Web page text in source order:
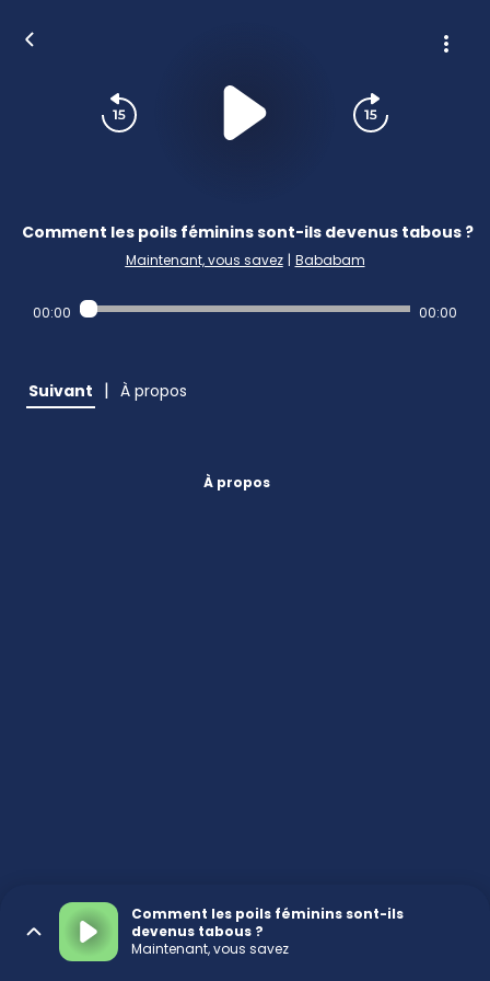
Comment les poils féminins sont-ils devenus tabous ?
Maintenant, vous savez | Bababam
00:00 00:00
Suivant | À propos
À propos
Comment les poils féminins sont-ils
devenus tabous ?
Maintenant, vous savez